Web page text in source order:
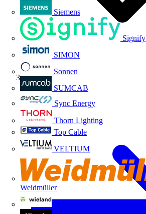
Siemens
Signify
SIMON
Sonnen
SUMCAB
Sync Energy
Thorn Lighting
Top Cable
VELTIUM
Weidmüller
Volti TV